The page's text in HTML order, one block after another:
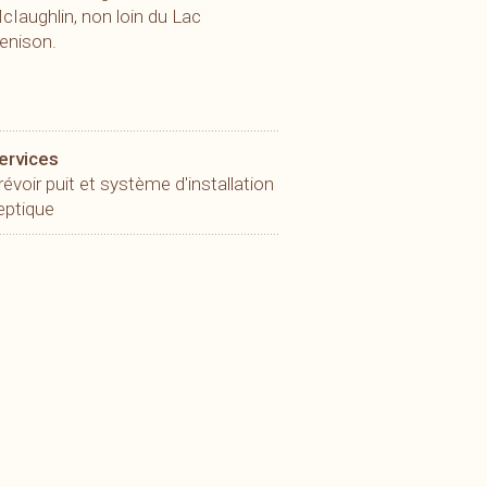
non loin du Lac
puit et système d'installation